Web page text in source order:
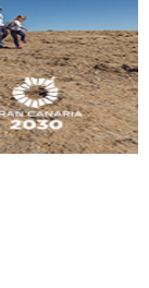
mes, es muy